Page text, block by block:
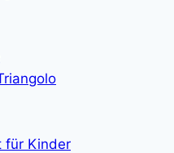
für Kinder